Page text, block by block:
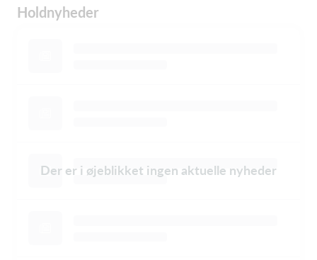
Holdnyheder
Der er i øjeblikket ingen aktuelle nyheder